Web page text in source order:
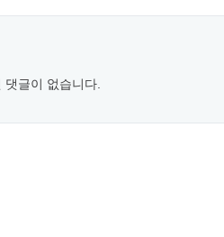
댓글이 없습니다.